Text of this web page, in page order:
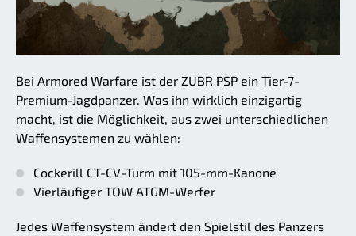
Bei Armored Warfare ist der ZUBR PSP ein Tier-7-
Premium-Jagdpanzer. Was ihn wirklich einzigartig
macht, ist die Möglichkeit, aus zwei unterschiedlichen
Waffensystemen zu wählen:
Cockerill CT-CV-Turm mit 105-mm-Kanone
Vierläufiger TOW ATGM-Werfer
Jedes Waffensystem ändert den Spielstil des Panzers